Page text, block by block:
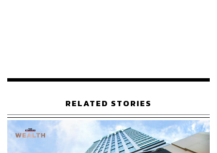
ผ่านมาว่าอยู่ในระดับที่น่าพอใจ โดยธุรกิจธนาคารสินเชื่อ
ประกัน ไม่ว่าจะเป็นสินเชื่อเช่าซื้อรถยนต์ที่โตขึ้นกว่า 20%
หรือสินเชื่อเพื่อที่อยู่อาศัยที่โตขึ้น 40% ตลอดจนกลุ่มสินเชื่อ
บรรษัทที่เติบโต 30% โดยลูกค้าที่ได้รับผลกระทบจากโควิดมี
สถานการณ์โดยรวมที่ดีขึ้น
RELATED STORIES